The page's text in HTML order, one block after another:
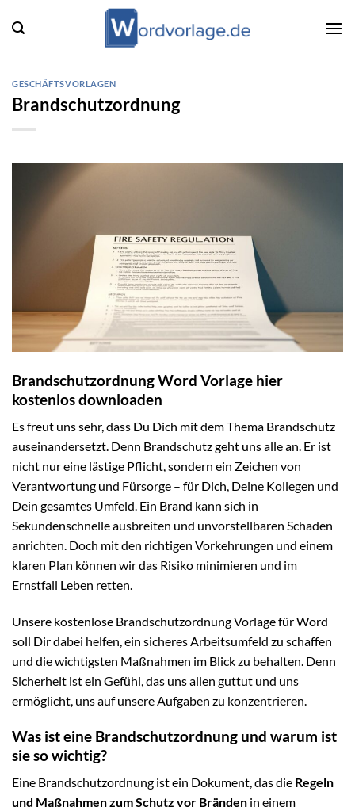
Inhalt
GESCHÄFTSVORLAGEN
Brandschutzordnung
Brandschutzordnung Word Vorlage hier
kostenlos downloaden
Es freut uns sehr, dass Du Dich mit dem Thema Brandschutz
auseinandersetzt. Denn Brandschutz geht uns alle an. Er ist
nicht nur eine lästige Pflicht, sondern ein Zeichen von
Verantwortung und Fürsorge – für Dich, Deine Kollegen und
Dein gesamtes Umfeld. Ein Brand kann sich in
Sekundenschnelle ausbreiten und unvorstellbaren Schaden
anrichten. Doch mit den richtigen Vorkehrungen und einem
klaren Plan können wir das Risiko minimieren und im
Ernstfall Leben retten.
Unsere kostenlose Brandschutzordnung Vorlage für Word
soll Dir dabei helfen, ein sicheres Arbeitsumfeld zu schaffen
und die wichtigsten Maßnahmen im Blick zu behalten. Denn
Sicherheit ist ein Gefühl, das uns allen guttut und uns
ermöglicht, uns auf unsere Aufgaben zu konzentrieren.
Was ist eine Brandschutzordnung und warum ist
sie so wichtig?
Eine Brandschutzordnung ist ein Dokument, das die Regeln
und Maßnahmen zum Schutz vor Bränden in einem